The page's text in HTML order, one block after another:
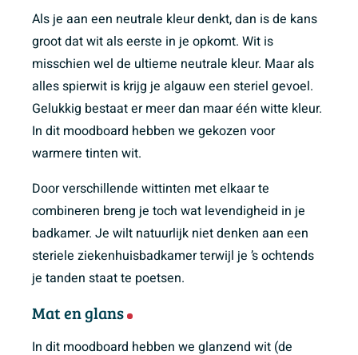
Als je aan een neutrale kleur denkt, dan is de kans
groot dat wit als eerste in je opkomt. Wit is
misschien wel de ultieme neutrale kleur. Maar als
alles spierwit is krijg je algauw een steriel gevoel.
Gelukkig bestaat er meer dan maar één witte kleur.
In dit moodboard hebben we gekozen voor
warmere tinten wit.
Door verschillende wittinten met elkaar te
combineren breng je toch wat levendigheid in je
badkamer. Je wilt natuurlijk niet denken aan een
steriele ziekenhuisbadkamer terwijl je ’s ochtends
je tanden staat te poetsen.
Mat en glans
In dit moodboard hebben we glanzend wit (de